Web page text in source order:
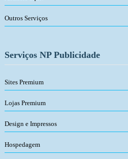
Outros Serviços
Serviços NP Publicidade
Sites Premium
Lojas Premium
Design e Impressos
Hospedagem